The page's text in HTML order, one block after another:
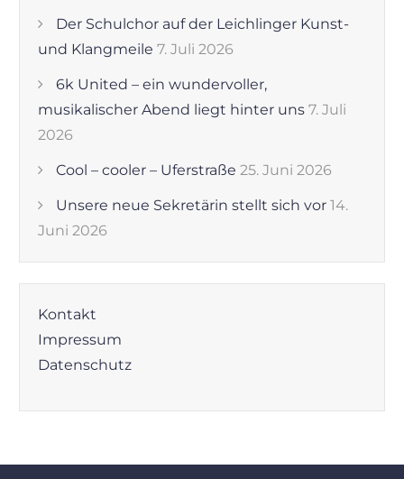
Der Schulchor auf der Leichlinger Kunst-
und Klangmeile 7. Juli 2026
6k United – ein wundervoller,
musikalischer Abend liegt hinter uns 7. Juli
2026
Cool – cooler – Uferstraße 25. Juni 2026
Unsere neue Sekretärin stellt sich vor 14.
Juni 2026
Kontakt
Impressum
Datenschutz